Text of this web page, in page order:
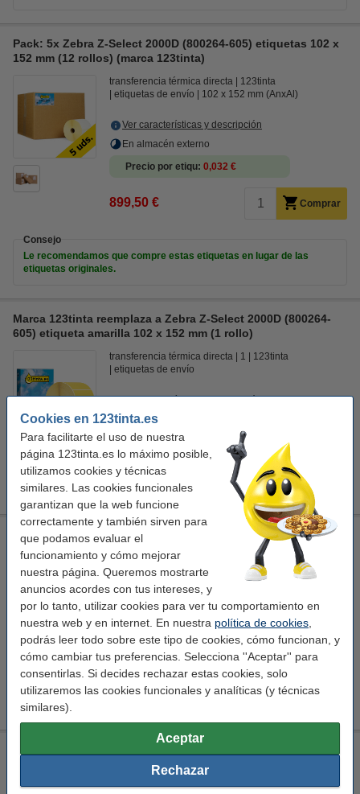
Cookies en 123tinta.es
Para facilitarte el uso de nuestra
página 123tinta.es lo máximo posible,
utilizamos cookies y técnicas
similares. Las cookies funcionales
garantizan que la web funcione
correctamente y también sirven para
que podamos evaluar el
funcionamiento y cómo mejorar
nuestra página. Queremos mostrarte
anuncios acordes con tus intereses, y
por lo tanto, utilizar cookies para ver tu comportamiento en
nuestra web y en internet. En nuestra política de cookies
podrás leer todo sobre este tipo de cookies, cómo funcionan, y
cómo cambiar tus preferencias. Selecciona ''Aceptar'' para
consentirlas. Si decides rechazar estas cookies, solo
utilizaremos las cookies funcionales y analíticas (y técnicas
similares).
Aceptar
Rechazar
Pack: 5x Zebra Z-Select 2000D (800264-605) etiquetas 102 x
152 mm (12 rollos) (marca 123tinta)
transferencia térmica directa
123tinta
etiquetas de envío
102 x 152 mm (AnxAl)
Ver características y descripción
En almacén externo
Precio por etiqu 0,032 €
899,50 € Comprar
Consejo
Le recomendamos que compre estas etiquetas en lugar de las
etiquetas originales.
Marca 123tinta reemplaza a Zebra Z-Select 2000D (800264-
605) etiqueta amarilla 102 x 152 mm (1 rollo)
transferencia térmica directa 1
123tinta
etiquetas de envío
Ver características y descripción
En almacén externo
Precio por etiqu
0,035 €
16,50 € Comprar
Marca 123tinta reemplaza a Zebra Z-Select 2000D (800264-
605) etiqueta roja 102 x 152 mm (1 rollo)
transferencia térmica directa
123tinta
etiquetas de envío
Ver características y descripción
En almacén externo
Precio por etiqu 0,035 €
16,50 € Comprar
605) etiqueta azul 102 x 152 mm (1 rollo)
transferencia térmica directa 1
123tinta